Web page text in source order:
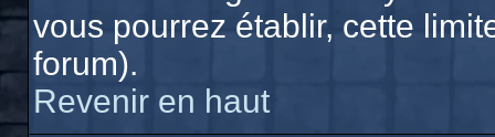
vous pourrez établir, cette
forum).
Revenir en haut